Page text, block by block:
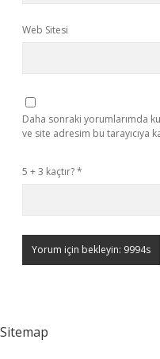
Web Sitesi
Daha sonraki yorumlarımda
ve site adresim bu tarayıcıya
5 + 3 kaçtır?*
Sitemap